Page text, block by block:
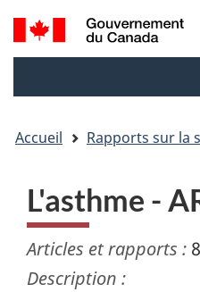
Recherche
et
Accueil Rapports sur la
L'asthme -
Articles et rapports :
Description :